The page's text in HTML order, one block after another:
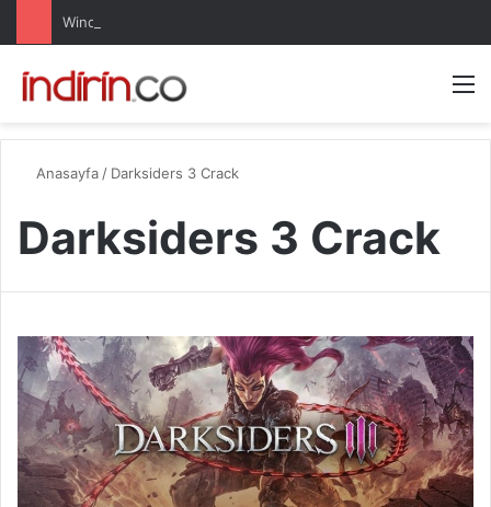
Windows 10 Pro indir – Türkçe – Güncel 2025
Anasayfa / Darksiders 3 Crack
Darksiders 3 Crack